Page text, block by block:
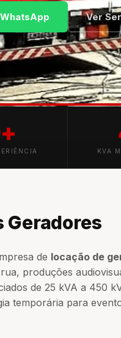
Ver
KVA
Geradores
de locação de
produções
de 25 kVA a 450
temporária para